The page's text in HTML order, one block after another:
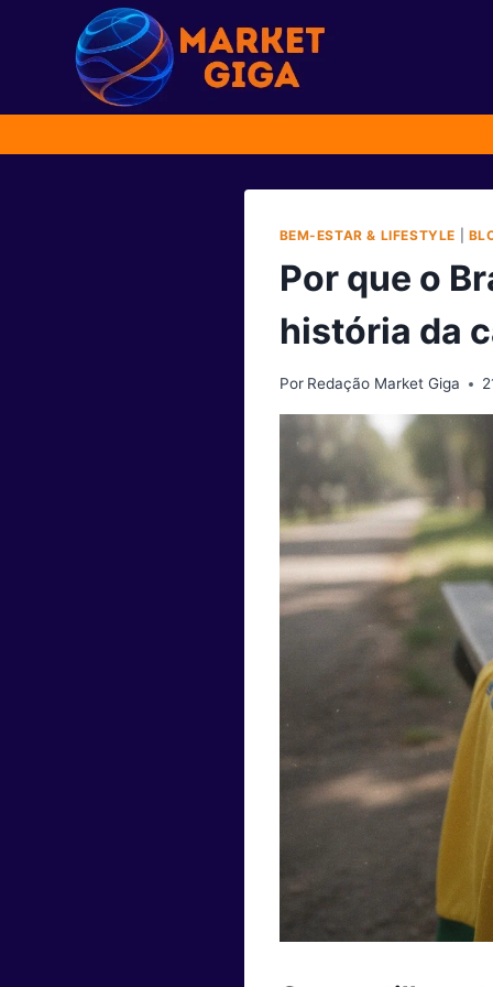
BEM-ESTAR & LIFESTYLE
Por que o
história da
Por Redação Market Giga